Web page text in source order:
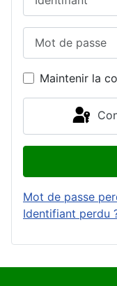
Maintenir la
Mot de passe
Identifiant perdu